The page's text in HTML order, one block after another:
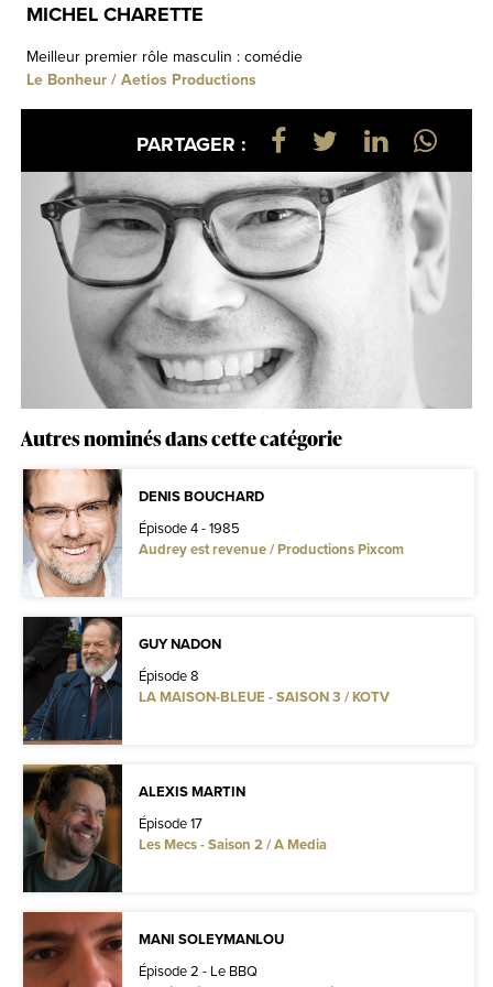
MICHEL CHARETTE
Meilleur premier rôle masculin : comédie
Le Bonheur / Aetios Productions
PARTAGER :
Autres nominés dans cette catégorie
DENIS BOUCHARD
Épisode 4 - 1985
Audrey est revenue / Productions Pixcom
GUY NADON
Épisode 8
LA MAISON-BLEUE - SAISON 3 / KOTV
ALEXIS MARTIN
Épisode 17
Les Mecs - Saison 2 / A Media
MANI SOLEYMANLOU
Épisode 2 - Le BBQ